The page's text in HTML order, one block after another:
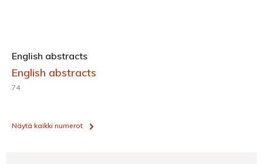
English abstracts
English abstracts
74
Näytä kaikki numerot